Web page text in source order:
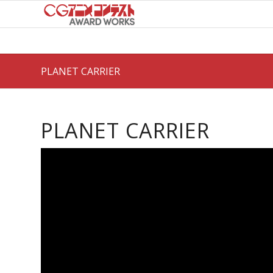
PLANET CARRIER
PLANET CARRIER